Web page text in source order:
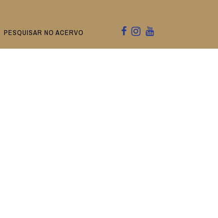
PESQUISAR NO ACERVO